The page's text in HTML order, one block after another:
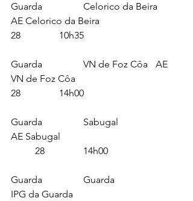
Guarda		Celorico da Beira
AE Celorico da Beira
28		10h35
Guarda		VN de Foz Côa 	AE
VN de Foz Côa
28		14h00
Guarda		Sabugal
AE Sabugal
	28		14h00
Guarda		Guarda
IPG da Guarda